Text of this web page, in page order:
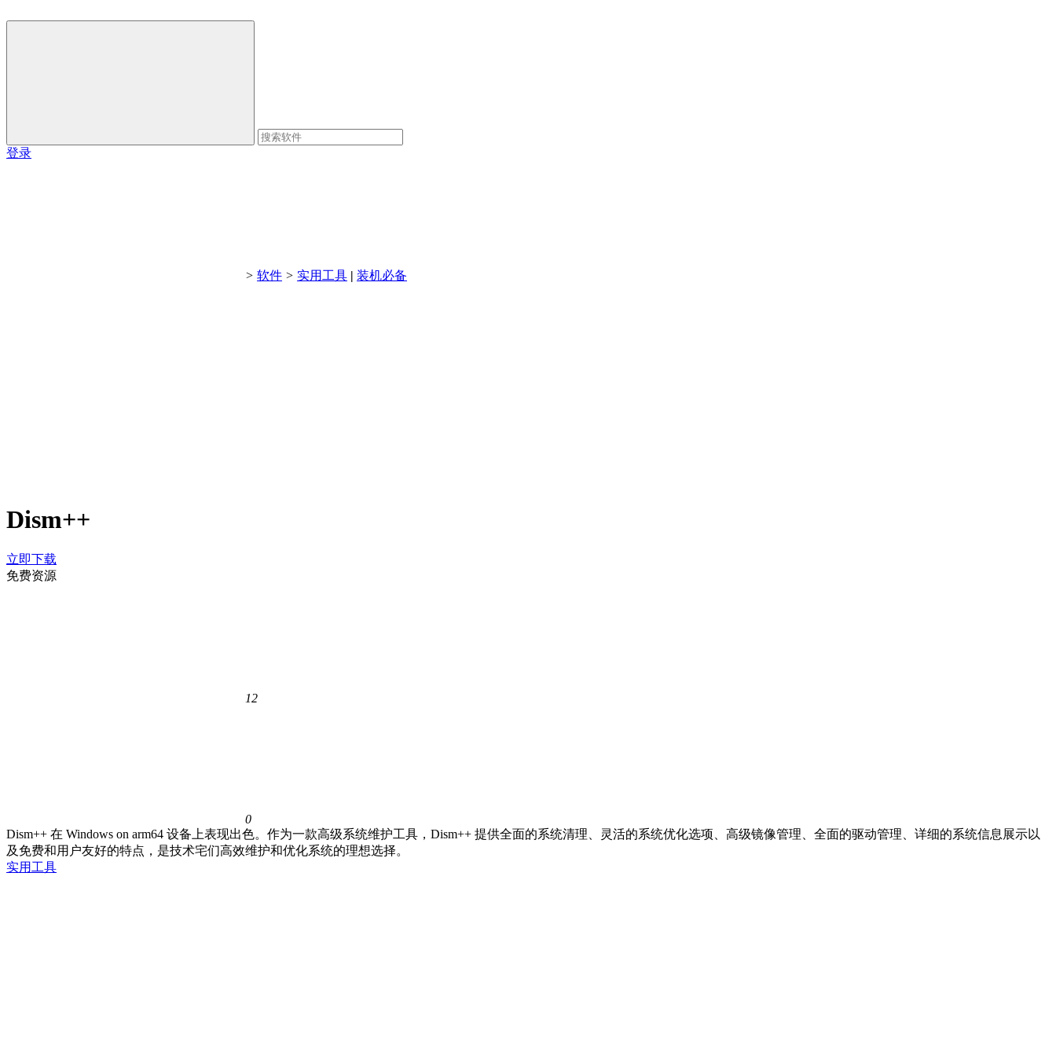
登录
> 软件 > 实用工具 | 装机必备
Dism++
立即下载
免费资源
12
0
Dism++ 在 Windows on arm64 设备上表现出色。作为一款高级系统维护工具，Dism++ 提供全面的系统清理、灵活的系统优化选项、高级镜像管理、全面的驱动管理、详细的系统信息展示以
及免费和用户友好的特点，是技术宅们高效维护和优化系统的理想选择。
实用工具